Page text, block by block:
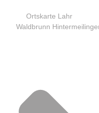
Ortskarte Lahr
Waldbrunn